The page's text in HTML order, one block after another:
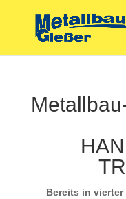
Bereits in